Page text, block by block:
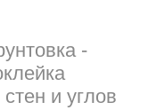
-
и углов